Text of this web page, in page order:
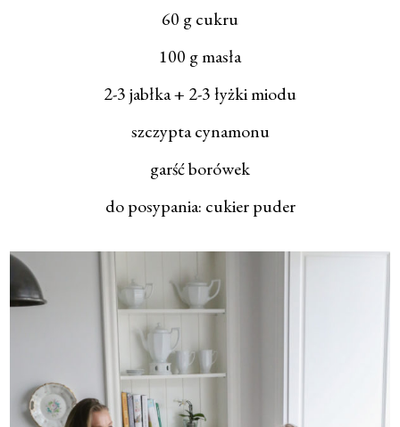
60 g cukru
100 g masła
2-3 jabłka + 2-3 łyżki miodu
szczypta cynamonu
garść borówek
do posypania: cukier puder